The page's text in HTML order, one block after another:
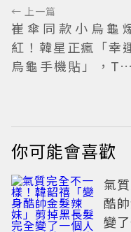
← 上一篇
崔傘同款小烏龜
紅！韓星正瘋「幸
烏龜手機貼」，TWI
你可能會喜歡
氣
酷
變